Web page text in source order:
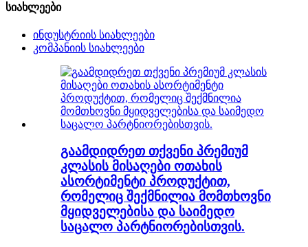
სიახლეები
ინდუსტრიის სიახლეები
კომპანიის სიახლეები
გაამდიდრეთ თქვენი პრემიუმ
კლასის მისაღები ოთახის
ასორტიმენტი პროდუქტით,
რომელიც შექმნილია მომთხოვნი
მყიდველებისა და საიმედო
საცალო პარტნიორებისთვის.